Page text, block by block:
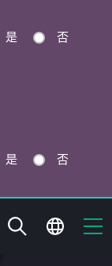
是 否
是 否